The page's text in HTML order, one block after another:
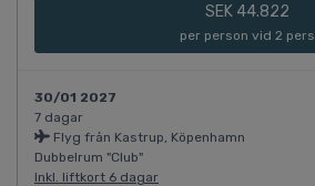
SEK 44.822
per person vid 2 pers.
30/01 2027
7 dagar
Flyg från Kastrup, Köpenhamn
Dubbelrum "Club"
Inkl. liftkort 6 dagar